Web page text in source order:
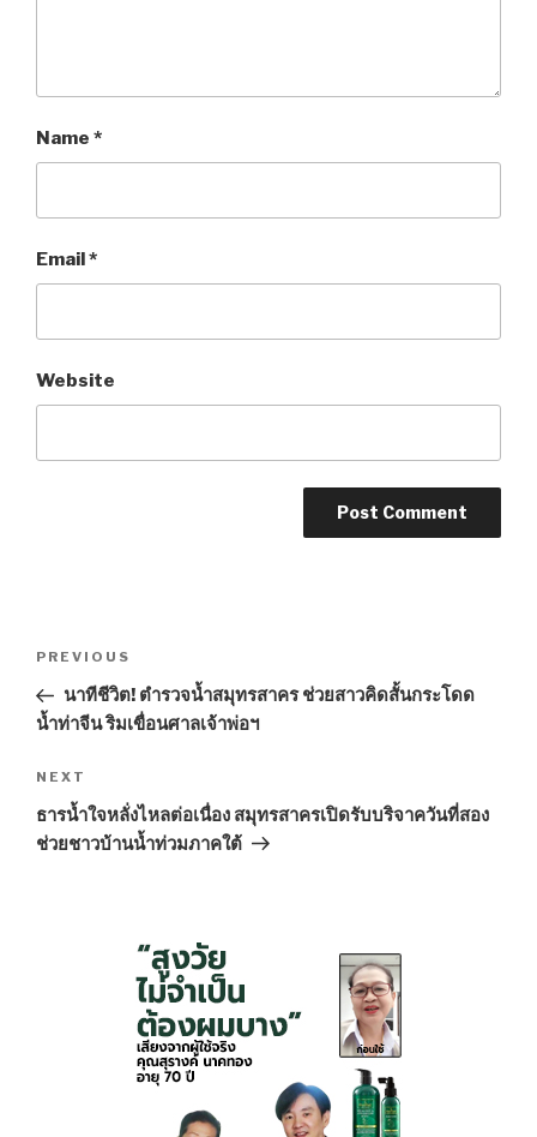
Name *
Email*
Website
Post
navigation
Previous
Post
PREVIOUS
นาทีชีวิต! ตำรวจน้ำสมุทรสาคร ช่วยสาวคิดสั้นกระโดด
น้ำท่าจีน ริมเขื่อนศาลเจ้าพ่อฯ
Next
Post
NEXT
ธารน้ำใจหลั่งไหลต่อเนื่อง สมุทรสาครเปิดรับบริจาควันที่สอง
ช่วยชาวบ้านน้ำท่วมภาคใต้